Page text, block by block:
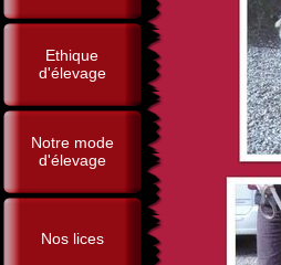
Ethique
d'élevage
Notre mode
d'élevage
Nos lices